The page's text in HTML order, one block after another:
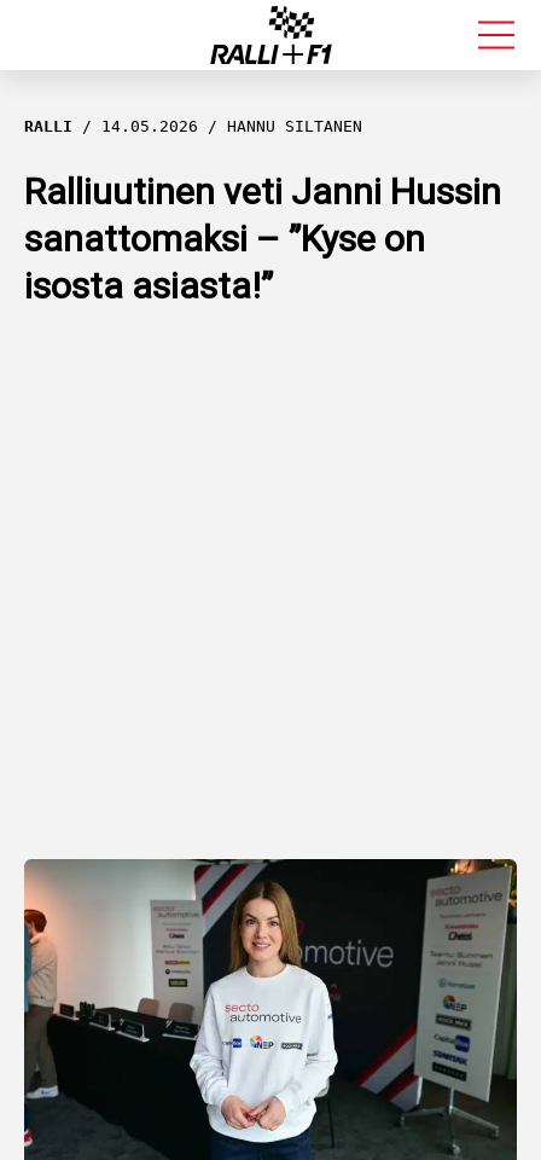
FORMULA 1
RALLI
KALLE ROVANPERÄ
VALTTERI BOTTAS
RALLI 14.05.2026 HANNU SILTANEN
Ralliuutinen veti Janni Hussin
sanattomaksi – ”Kyse on
isosta asiasta!”